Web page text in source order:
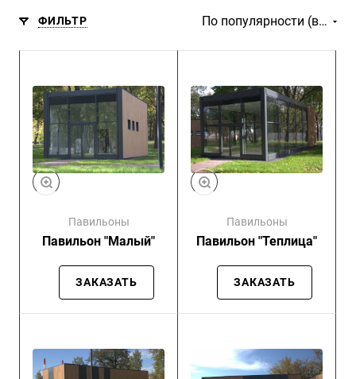
ФИЛЬТР По популярности (возрастание)
Павильоны
Павильон "Малый"
ЗАКАЗАТЬ
Павильоны
Павильон "Теплица"
ЗАКАЗАТЬ